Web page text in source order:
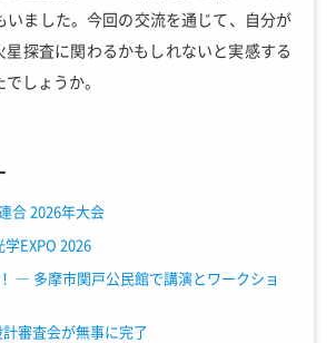
いました。今回の交流を通じて、自分が
星探査に関わるかもしれないと実感する
しょうか。
合 2026年大会
EXPO 2026
― 多摩市関戸公民館で講演とワークショ
審査会が無事に完了